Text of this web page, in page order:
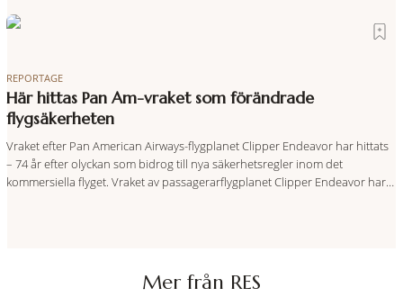
direkt anslutning till urbana miljöer. Tanken är att fler människor ska kunna
REPORTAGE
Här hittas Pan Am-vraket som förändrade
flygsäkerheten
Vraket efter Pan American Airways-flygplanet Clipper Endeavor har hittats
– 74 år efter olyckan som bidrog till nya säkerhetsregler inom det
kommersiella flyget. Vraket av passagerarflygplanet Clipper Endeavor har
Mer från RES